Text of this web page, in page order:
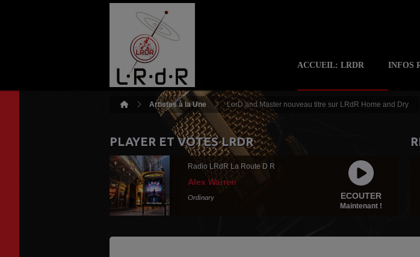
ACCUEIL: LRDR INFOS
Artistes à la Une LorD and Master nouveau titre sur LRdR Home and Dry
PLAYER ET VOTES LRDR
ECOUTER
Maintenant !
Radio LRdR La Route D R
Alex Warren
Ordinary